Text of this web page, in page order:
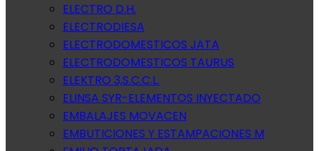
ELECTRO D.H.
ELECTRODIESA
ELECTRODOMESTICOS JATA
ELECTRODOMESTICOS TAURUS
ELEKTRO 3,S.C.C.L.
ELINSA SYR-ELEMENTOS INYECTADO
EMBALAJES MOVACEN
EMBUTICIONES Y ESTAMPACIONES M